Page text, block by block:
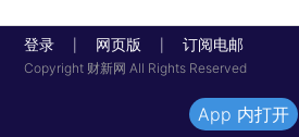
登录 网页版 订阅电邮
Copyright 财新网 All Rights Reserved
App 内打开